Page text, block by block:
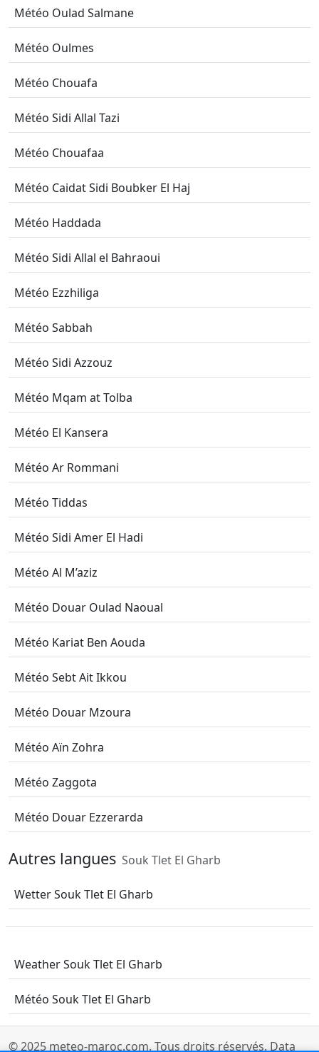
Météo Oulad Salmane
Météo Oulmes
Météo Chouafa
Météo Sidi Allal Tazi
Météo Chouafaa
Météo Caidat Sidi Boubker El Haj
Météo Haddada
Météo Sidi Allal el Bahraoui
Météo Ezzhiliga
Météo Sabbah
Météo Sidi Azzouz
Météo Mqam at Tolba
Météo El Kansera
Météo Ar Rommani
Météo Tiddas
Météo Sidi Amer El Hadi
Météo Al M’aziz
Météo Douar Oulad Naoual
Météo Kariat Ben Aouda
Météo Sebt Ait Ikkou
Météo Douar Mzoura
Météo Aïn Zohra
Météo Zaggota
Météo Douar Ezzerarda
Autres langues Souk Tlet El Gharb
Wetter Souk Tlet El Gharb
Weather Souk Tlet El Gharb
Météo Souk Tlet El Gharb
© 2025 meteo-maroc.com. Tous droits réservés. Data